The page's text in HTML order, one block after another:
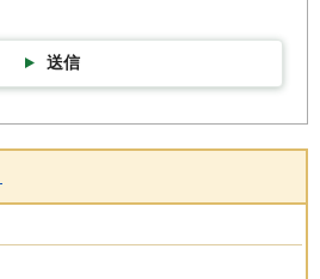
送信